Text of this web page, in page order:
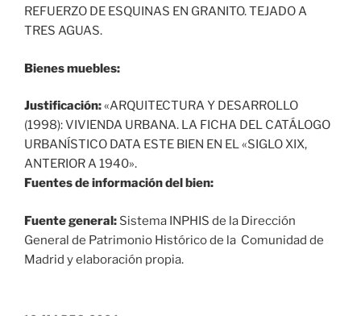
REFUERZO DE ESQUINAS EN GRANITO. TEJADO A
TRES AGUAS.
Bienes muebles:
Justificación:«ARQUITECTURA Y DESARROLLO
(1998): VIVIENDA URBANA. LA FICHA DEL CATÁLOGO
URBANÍSTICO DATA ESTE BIEN EN EL «SIGLO XIX,
ANTERIOR A 1940».
Fuentes de información del bien:
Fuente general: Sistema INPHIS de la Dirección
General de Patrimonio Histórico de la Comunidad de
Madrid y elaboración propia.